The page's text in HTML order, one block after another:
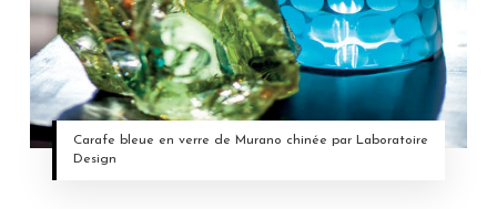
Carafe bleue en verre de Murano chinée par Laboratoire
Design